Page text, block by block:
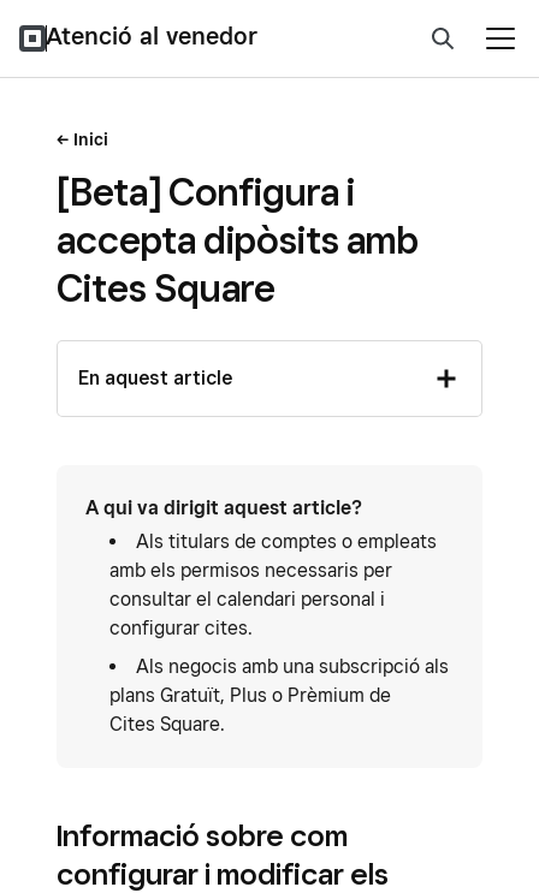
Atenció al venedor
Inici
[Beta] Configura i
accepta dipòsits amb
Cites Square
En aquest article
A qui va dirigit aquest article?
Als titulars de comptes o empleats
amb els permisos necessaris per
consultar el calendari personal i
configurar cites.
Als negocis amb una subscripció als
plans Gratuït, Plus o Prèmium de
Cites Square.
Informació sobre com
configurar i modificar els